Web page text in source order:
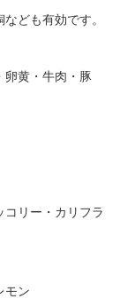
ども有効です。
黄・牛肉・豚
リー・カリフラ
モン